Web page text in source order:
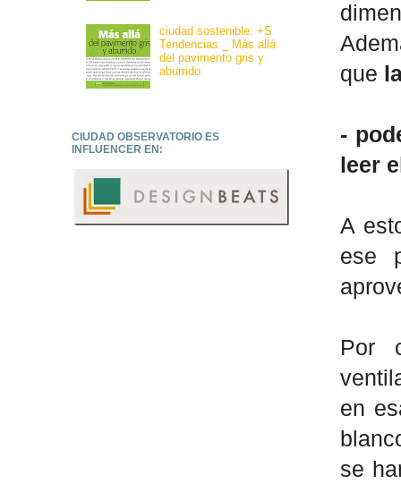
que
-
leer
A
ese
Por
en
se
ciudad sostenible: +S
Tendencias _ Más allá
del pavimento gris y
aburrido
CIUDAD OBSERVATORIO ES
INFLUENCER EN: